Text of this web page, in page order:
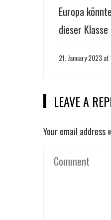
Europa
dieser
21. January 2023
LEAVE A
Your email address